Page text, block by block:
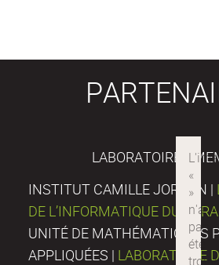
LABORATOIRES
INSTITUT CAMILLE JORDAN |
DE L’INFORMATIQUE DU
UNITÉ DE MATHÉMATIQUES
APPLIQUÉES | LABORATOIRE